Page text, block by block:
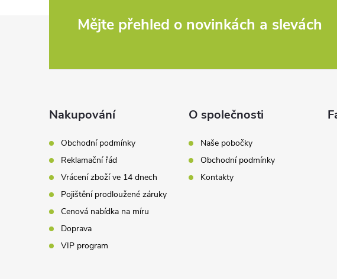
Mějte přehled o novinkách a slevách
Nakupování
Obchodní podmínky
Reklamační řád
Vrácení zboží ve 14 dnech
Pojištění prodloužené záruky
Cenová nabídka na míru
Doprava
VIP program
O společnosti
Naše pobočky
Obchodní podmínky
Kontakty